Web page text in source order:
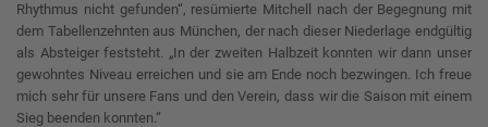
Rhythmus nicht gefunden“, resümierte Mitchell nach der Begegnung mit
dem Tabellenzehnten aus München, der nach dieser Niederlage endgültig
als Absteiger feststeht. „In der zweiten Halbzeit konnten wir dann unser
gewohntes Niveau erreichen und sie am Ende noch bezwingen. Ich freue
mich sehr für unsere Fans und den Verein, dass wir die Saison mit einem
Sieg beenden konnten.“